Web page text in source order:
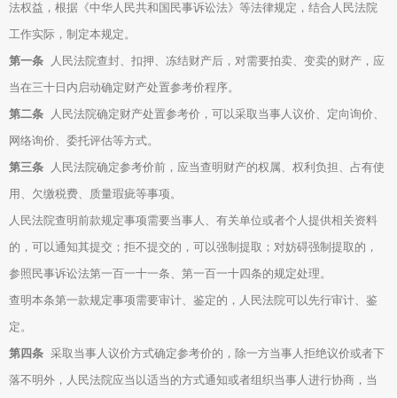
法权益，根据《中华人民共和国民事诉讼法》等法律规定，结合人民法院
工作实际，制定本规定。
第一条 人民法院查封、扣押、冻结财产后，对需要拍卖、变卖的财产，应
当在三十日内启动确定财产处置参考价程序。
第二条 人民法院确定财产处置参考价，可以采取当事人议价、定向询价、
网络询价、委托评估等方式。
第三条 人民法院确定参考价前，应当查明财产的权属、权利负担、占有使
用、欠缴税费、质量瑕疵等事项。
人民法院查明前款规定事项需要当事人、有关单位或者个人提供相关资料
的，可以通知其提交；拒不提交的，可以强制提取；对妨碍强制提取的，
参照民事诉讼法第一百一十一条、第一百一十四条的规定处理。
查明本条第一款规定事项需要审计、鉴定的，人民法院可以先行审计、鉴
定。
第四条 采取当事人议价方式确定参考价的，除一方当事人拒绝议价或者下
落不明外，人民法院应当以适当的方式通知或者组织当事人进行协商，当